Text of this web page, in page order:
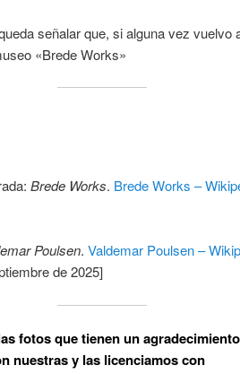
señalar que, si alguna vez vuelvo
«Brede Works»
Brede Works. Brede Works –
Poulsen. Valdemar Poulsen –
de 2025]
fotos que tienen un
nuestras y las licenciamos con